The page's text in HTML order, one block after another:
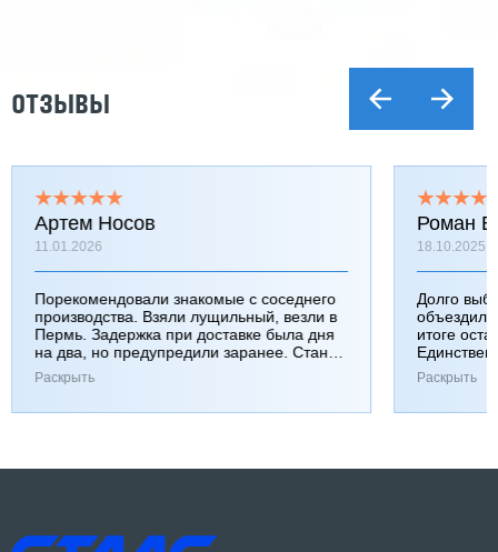
ОТЗЫВЫ
Артем Носов
11.01.2026
Порекомендовали знакомые с соседнего
производства. Взяли лущильный, везли в
Пермь. Задержка при доставке была дня
на два, но предупредили заранее. Станок
работает хорошо, к качеству вопросов нет.
Раскрыть
Роман
18.10.2025
Долго
итоге
Раскрыть